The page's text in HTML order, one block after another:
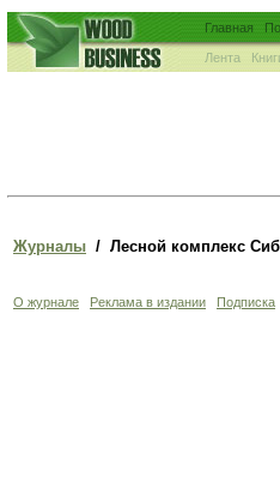
Главная
Лента
Журналы / Лесной комплекс
О журнале Реклама в издании Подписка